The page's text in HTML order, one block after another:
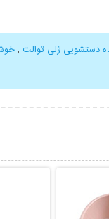
دستشویی ژلی توالت ,